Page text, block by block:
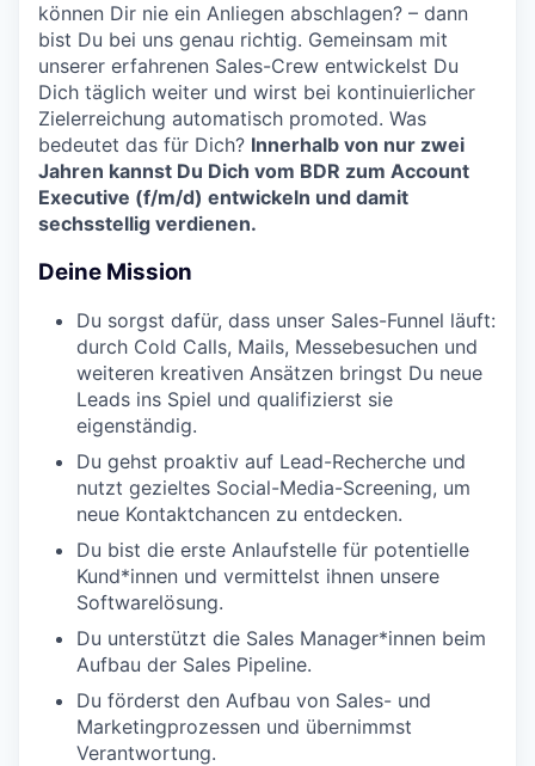
können Dir nie ein Anliegen abschlagen? – dann
bist Du bei uns genau richtig. Gemeinsam mit
unserer erfahrenen Sales-Crew entwickelst Du
Dich täglich weiter und wirst bei kontinuierlicher
Zielerreichung automatisch promoted. Was
bedeutet das für Dich? Innerhalb von nur zwei
Jahren kannst Du Dich vom BDR zum Account
Executive (f/m/d) entwickeln und damit
sechsstellig verdienen.
‍Deine Mission
Du sorgst dafür, dass unser Sales-Funnel läuft:
durch Cold Calls, Mails, Messebesuchen und
weiteren kreativen Ansätzen bringst Du neue
Leads ins Spiel und qualifizierst sie
eigenständig.
Du gehst proaktiv auf Lead-Recherche und
nutzt gezieltes Social-Media-Screening, um
neue Kontaktchancen zu entdecken.
Du bist die erste Anlaufstelle für potentielle
Kund*innen und vermittelst ihnen unsere
Softwarelösung.
Du unterstützt die Sales Manager*innen beim
Aufbau der Sales Pipeline.
Du förderst den Aufbau von Sales- und
Marketingprozessen und übernimmst
Verantwortung.